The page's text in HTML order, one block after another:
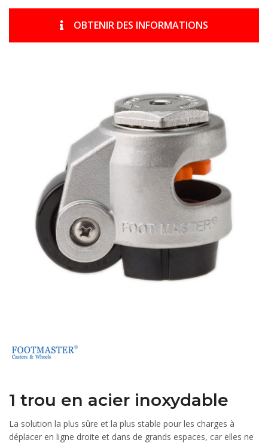
OBTENIR DES INFORMATIONS
1 trou en acier inoxydable
La solution la plus sûre et la plus stable pour les charges à
déplacer en ligne droite et dans de grands espaces, car elles ne